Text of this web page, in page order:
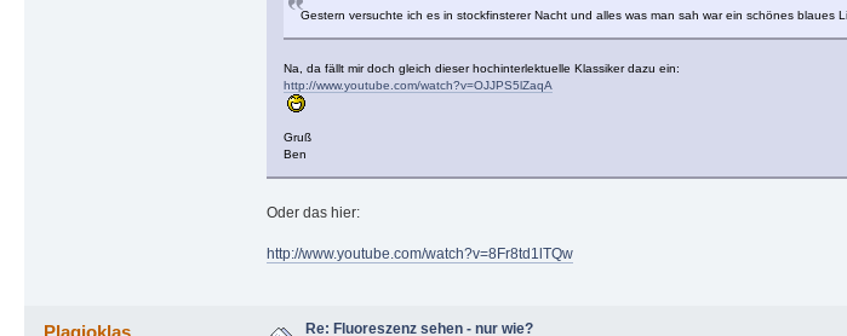
Gestern versuchte ich es in stockfinsterer Nacht und alles was man sah war ein schönes blaues
Na, da fällt mir doch gleich dieser hochinterlektuelle Klassiker dazu ein:
http://www.youtube.com/watch?v=OJJPS5lZaqA
Gruß
Ben
Oder das hier:
http://www.youtube.com/watch?v=8Fr8td1lTQw
Plagioklas Re: Fluoreszenz sehen - nur wie?